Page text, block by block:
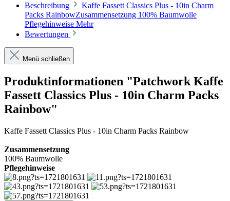
Beschreibung
Kaffe Fassett Classics Plus - 10in Charm
Packs RainbowZusammensetzung 100% Baumwolle
Pflegehinweise Mehr
Bewertungen
Menü schließen
Produktinformationen "Patchwork Kaffe
Fassett Classics Plus - 10in Charm Packs
Rainbow"
Kaffe Fassett Classics Plus - 10in Charm Packs Rainbow
Zusammensetzung
100% Baumwolle
Pflegehinweise